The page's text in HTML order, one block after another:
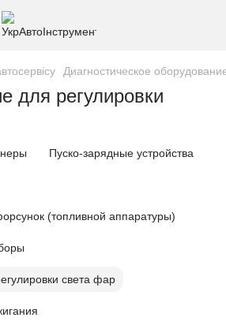
Диагностическое
для регулировки
Пуско-зарядные устройства
(топливной аппаратуры)
света фар